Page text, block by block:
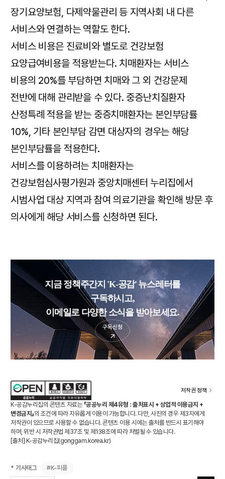
장기요양보험, 다제약물관리 등 지역사회 내 다른
서비스와 연결하는 역할도 한다.
서비스 비용은 진료비와 별도로 건강보험
요양급여비용을 적용받는다. 치매환자는 서비스
비용의 20%를 부담하면 치매와 그 외 건강문제
전반에 대해 관리받을 수 있다. 중증난치질환자
산정특례 적용을 받는 중증치매환자는 본인부담률
10%, 기타 본인부담 감면 대상자의 경우는 해당
본인부담률을 적용한다.
서비스를 이용하려는 치매환자는
건강보험심사평가원과 중앙치매센터 누리집에서
시범사업 대상 지역과 참여 의료기관을 확인해 방문 후
의사에게 해당 서비스를 신청하면 된다.
지금 정책주간지 'K-공감' 뉴스레터를
구독하시고,
이메일로 다양한 소식을 받아보세요.
구독신청
저작권 정책
K-공감누리집의 콘텐츠 자료는 「공공누리 제4유형 : 출처표시 + 상업적 이용금지 +
변경금지」의 조건에 따라 자유롭게 이용이 가능합니다. 다만, 사진의 경우 제3자에게
저작권이 있으므로 사용할 수 없습니다. 콘텐츠 이용 시에는 출처를 반드시 표기해야
하며, 위반 시 저작권법 제37조 및 제138조에 따라 처벌될 수 있습니다.
[출처] K-공감누리집(gonggam.korea.kr)
* 기사태그 #K-피플